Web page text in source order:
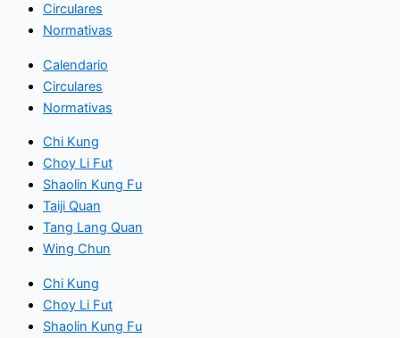
Circulares
Normativas
Calendario
Circulares
Normativas
Chi Kung
Choy Li Fut
Shaolin Kung Fu
Taiji Quan
Tang Lang Quan
Wing Chun
Chi Kung
Choy Li Fut
Shaolin Kung Fu